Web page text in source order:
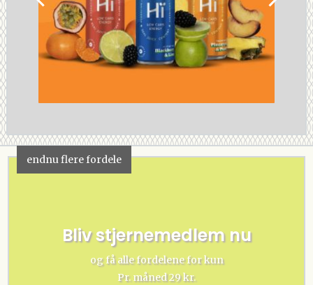
endnu flere fordele
Bliv stjernemedlem nu
og få alle fordelene for kun
Pr. måned 29 kr.